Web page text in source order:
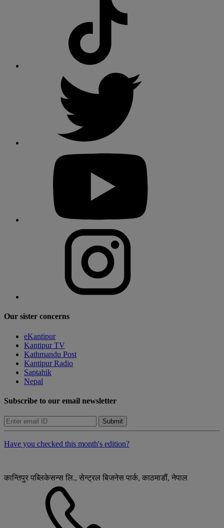
Our sister concerns
eKantipur
Kantipur TV
Kathmandu Post
Kantipur Radio
Saptahik
Nepal
Subscribe to our email newsletter
Submit
Have you checked this month's edition?
कान्तिपुर पब्लिकेसन्स लि., सेन्ट्रल बिजनेस पार्क, काठमाडौं, नेपाल